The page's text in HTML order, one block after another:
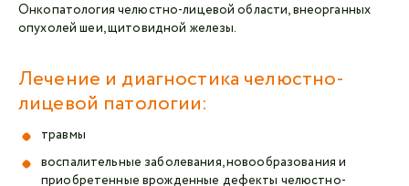
Онкопатология челюстно-лицевой области, внеорганных
опухолей шеи, щитовидной железы.
Лечение и диагностика челюстно-
лицевой патологии:
травмы
воспалительные заболевания, новообразования и
приобретенные врожденные дефекты челюстно-